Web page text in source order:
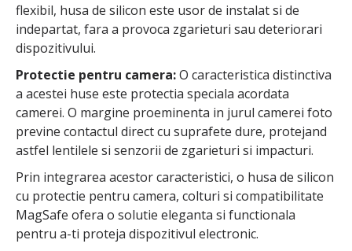
flexibil, husa de silicon este usor de instalat si de
indepartat, fara a provoca zgarieturi sau deteriorari
dispozitivului.
Protectie pentru camera:O caracteristica distinctiva
a acestei huse este protectia speciala acordata
camerei. O margine proeminenta in jurul camerei foto
previne contactul direct cu suprafete dure, protejand
astfel lentilele si senzorii de zgarieturi si impacturi.
Prin integrarea acestor caracteristici, o husa de silicon
cu protectie pentru camera, colturi si compatibilitate
MagSafe ofera o solutie eleganta si functionala
pentru a-ti proteja dispozitivul electronic.